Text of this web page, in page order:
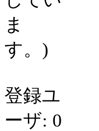
ま
す。)
登録ユ
ーザ: 0